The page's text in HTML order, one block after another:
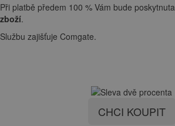
Při platbě předem 100 % Vám bude poskytnuta
zboží.
Službu zajišťuje Comgate.
CHCI KOUPIT